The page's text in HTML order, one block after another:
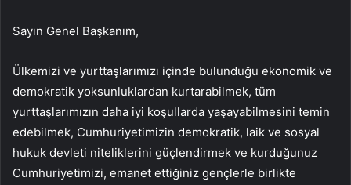
Sayın Genel Başkanım,
Ülkemizi ve yurttaşlarımızı içinde bulunduğu ekonomik ve
demokratik yoksunluklardan kurtarabilmek, tüm
yurttaşlarımızın daha iyi koşullarda yaşayabilmesini temin
edebilmek, Cumhuriyetimizin demokratik, laik ve sosyal
hukuk devleti niteliklerini güçlendirmek ve kurduğunuz
Cumhuriyetimizi, emanet ettiğiniz gençlerle birlikte